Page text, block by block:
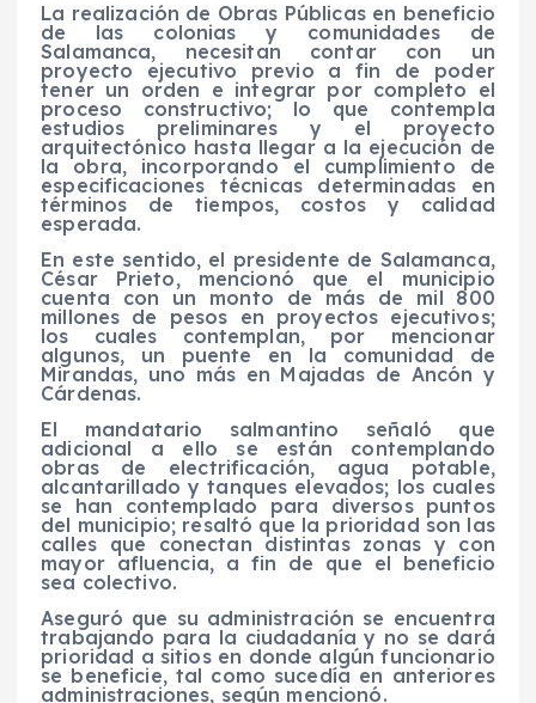
La realización de Obras Públicas en beneficio
de las colonias y comunidades de
Salamanca, necesitan contar con un
proyecto ejecutivo previo a fin de poder
tener un orden e integrar por completo el
proceso constructivo; lo que contempla
estudios preliminares y el proyecto
arquitectónico hasta llegar a la ejecución de
la obra, incorporando el cumplimiento de
especificaciones técnicas determinadas en
términos de tiempos, costos y calidad
esperada.
En este sentido, el presidente de Salamanca,
César Prieto, mencionó que el municipio
cuenta con un monto de más de mil 800
millones de pesos en proyectos ejecutivos;
los cuales contemplan, por mencionar
algunos, un puente en la comunidad de
Mirandas, uno más en Majadas de Ancón y
Cárdenas.
El mandatario salmantino señaló que
adicional a ello se están contemplando
obras de electrificación, agua potable,
alcantarillado y tanques elevados; los cuales
se han contemplado para diversos puntos
del municipio; resaltó que la prioridad son las
calles que conectan distintas zonas y con
mayor afluencia, a fin de que el beneficio
sea colectivo.
Aseguró que su administración se encuentra
trabajando para la ciudadanía y no se dará
prioridad a sitios en donde algún funcionario
se beneficie, tal como sucedía en anteriores
administraciones, según mencionó.